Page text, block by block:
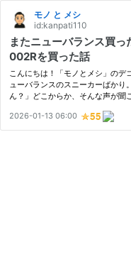
モノ と メシ
id:kanpati110
またニューバランス買
002Rを買った話
こんにちは！「モノとメシ」のデ
ューバランスのスニーカーばかり
ん？」どこからか、そんな声が聞
にも気兼ねなく履けるゴアテック
アテ…
2026-01-13 06:00